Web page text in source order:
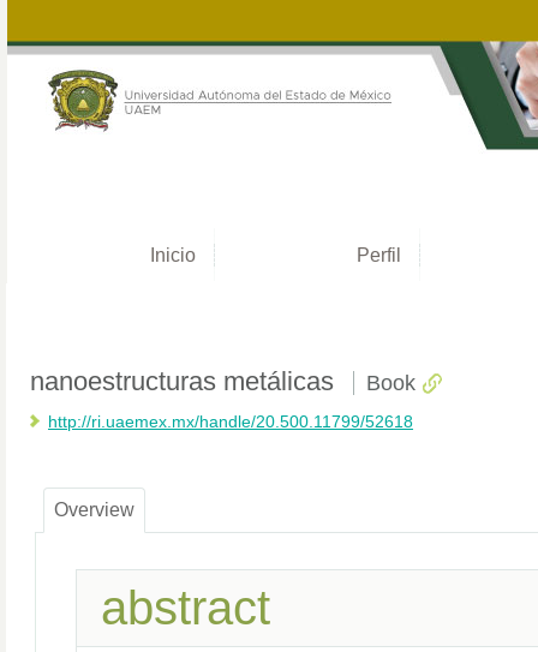
Inicio Perfil
nanoestructuras metálicas Book
http://ri.uaemex.mx/handle/20.500.11799/52618
Overview
abstract